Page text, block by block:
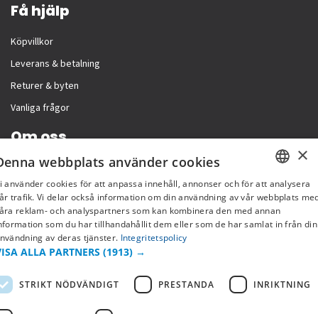
Få hjälp
Köpvillkor
Leverans & betalning
Returer & byten
Vanliga frågor
Om oss
Företagsinformation
SWEDISH
FI
×
webbplats använder cookies
använder cookies för att anpassa innehåll, annonser och för att analysera
trafik. Vi delar också information om din användning av vår webbplats
reklam- och analyspartners som kan kombinera den med annan
som du har tillhandahållit dem eller som de har samlat in från din
av deras tjänster. Integritetspolicy
ALLA PARTNERS (1913) →
STRIKT NÖDVÄNDIGT PRESTANDA INRIKTNING